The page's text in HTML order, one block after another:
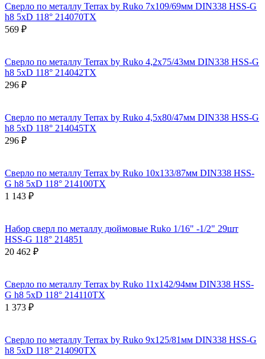
Сверло по металлу Terrax by Ruko 7x109/69мм DIN338 HSS-G
h8 5xD 118° 214070TX
569 ₽
Сверло по металлу Terrax by Ruko 4,2x75/43мм DIN338 HSS-G
h8 5xD 118° 214042TX
296 ₽
Сверло по металлу Terrax by Ruko 4,5x80/47мм DIN338 HSS-G
h8 5xD 118° 214045TX
296 ₽
Сверло по металлу Terrax by Ruko 10x133/87мм DIN338 HSS-
G h8 5xD 118° 214100TX
1 143 ₽
Набор сверл по металлу дюймовые Ruko 1/16" -1/2" 29шт
HSS-G 118° 214851
20 462 ₽
Сверло по металлу Terrax by Ruko 11x142/94мм DIN338 HSS-
G h8 5xD 118° 214110TX
1 373 ₽
Сверло по металлу Terrax by Ruko 9x125/81мм DIN338 HSS-G
h8 5xD 118° 214090TX